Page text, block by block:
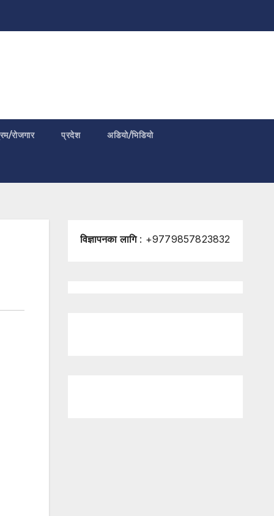
रोजगार प्रदेश अडियो/भिडियो
विज्ञापनका लागि: +9779857823832